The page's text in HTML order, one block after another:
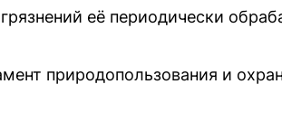
её периодически
природопользования и